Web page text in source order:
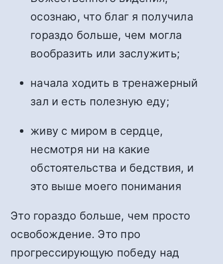
осознаю, что благ я получила
гораздо больше, чем могла
вообразить или заслужить;
начала ходить в тренажерный
зал и есть полезную еду;
живу с миром в сердце,
несмотря ни на какие
обстоятельства и бедствия, и
это выше моего понимания
Это гораздо больше, чем просто
освобождение. Это про
прогрессирующую победу над